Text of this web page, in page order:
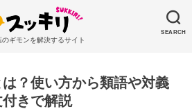
SEARCH
のギモンを解決するサイト
は？使い方から類語や対義
きで解説